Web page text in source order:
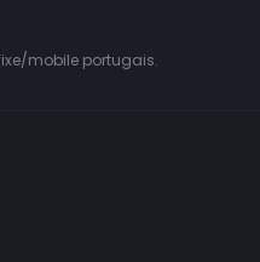
mobile portugais.